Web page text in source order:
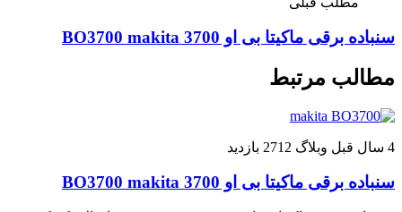
سنباده برقی ماکیتا بی او 3700 BO3700 makita
مطالب مرتبط
4 سال قبل وبلاگ 2712 بازدید
سنباده برقی ماکیتا بی او 3700 BO3700 makita